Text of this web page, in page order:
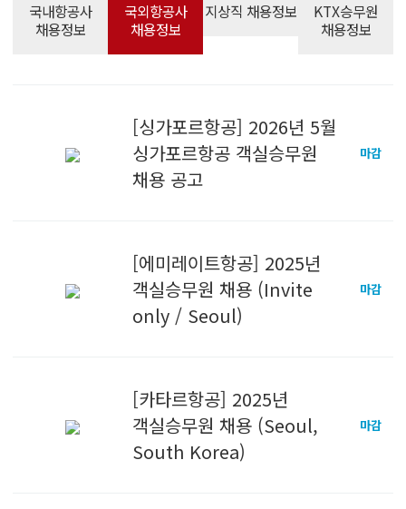
국내항공사
채용정보
국외항공사
채용정보
지상직 채용정보
KTX승무원
채용정보
[싱가포르항공] 2026년 5월
싱가포르항공 객실승무원
채용 공고
마감
[에미레이트항공] 2025년
객실승무원 채용 (Invite
only / Seoul)
마감
[카타르항공] 2025년
객실승무원 채용 (Seoul,
South Korea)
마감